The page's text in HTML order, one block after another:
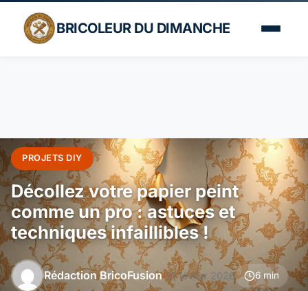
BRICOLEUR DU DIMANCHE
PROJETS DIY
Décollez votre papier peint
comme un pro : astuces et
techniques infaillibles !
Rédaction BricoFusion 21 février 2026 6 min